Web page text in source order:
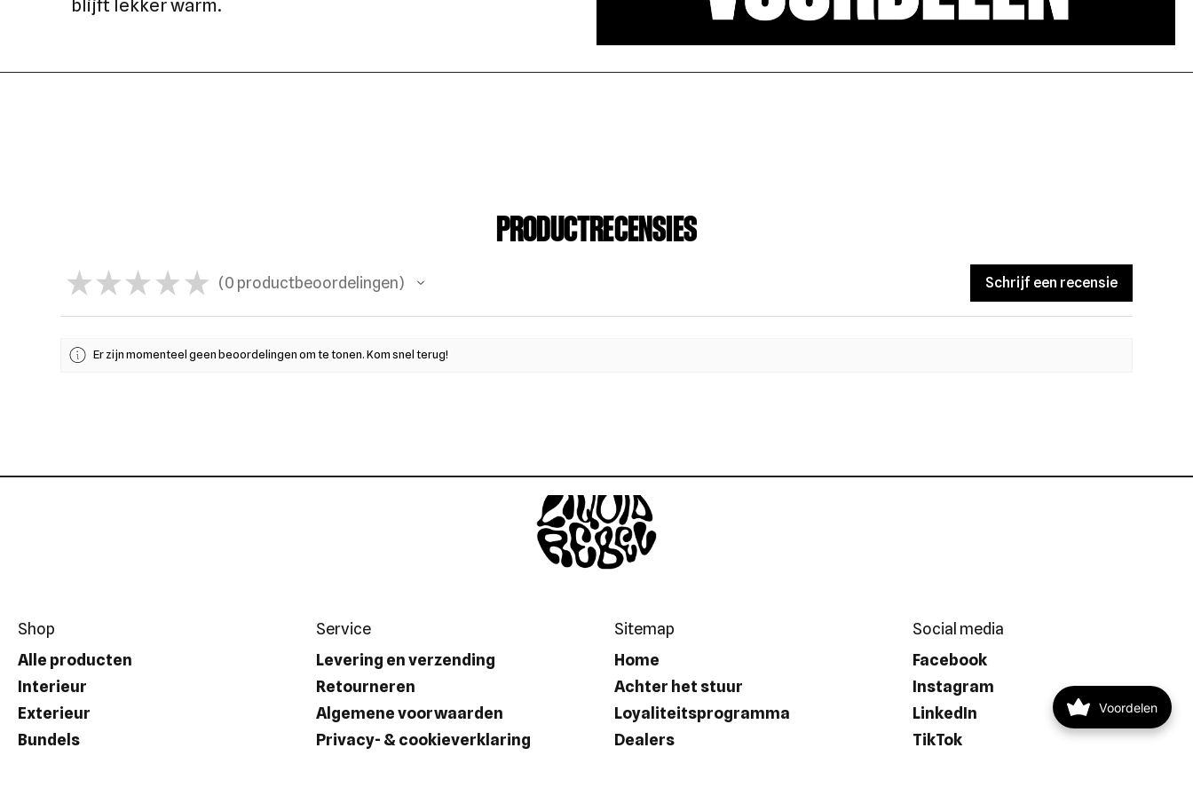
blijft lekker warm.
PRODUCTRECENSIES
★ ★ ★ ★ ★ 0 productbeoordelingen
0 Schrijf een recensie
Er zijn momenteel geen beoordelingen om te tonen. Kom snel terug!
Shop
Alle producten
Interieur
Exterieur
Bundels
Service
Levering en verzending
Retourneren
Algemene voorwaarden
Privacy- & cookieverklaring
Sitemap
Home
Achter het stuur
Loyaliteitsprogramma
Dealers
Social media
Facebook
Instagram
LinkedIn
TikTok
Voordelen